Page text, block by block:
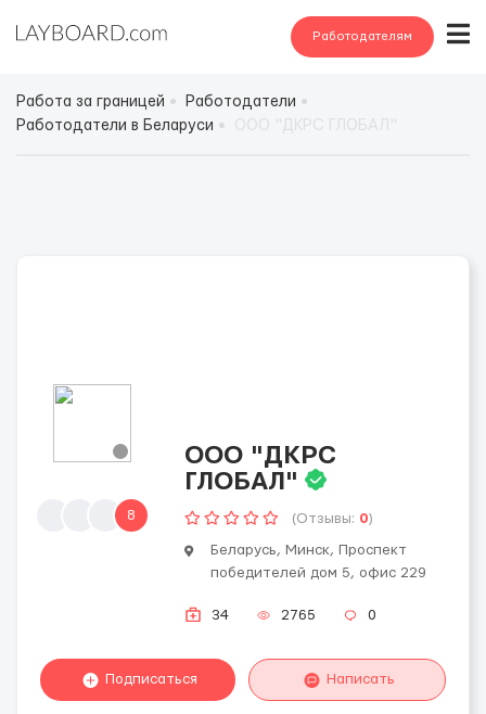
Работодателям
Работа за границей
Работодатели
Работодатели в Беларуси
8
OOO "ДКРС
ГЛОБАЛ"
(Отзывы: 0)
Беларусь, Минск, Проспект
победителей дом 5, офис 229
34 2765 0
Подписаться Написать